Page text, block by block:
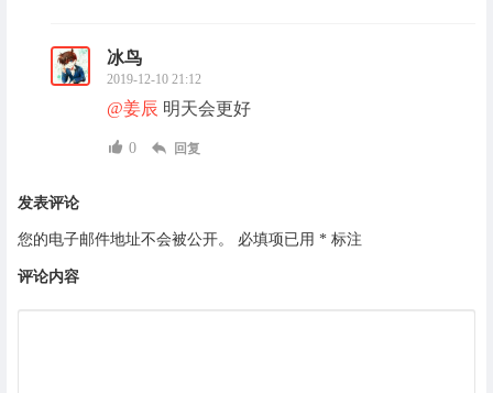
冰鸟
2019-12-10 21:12
@姜辰 明天会更好
0 回复
发表评论
您的电子邮件地址不会被公开。 必填项已用 * 标注
评论内容